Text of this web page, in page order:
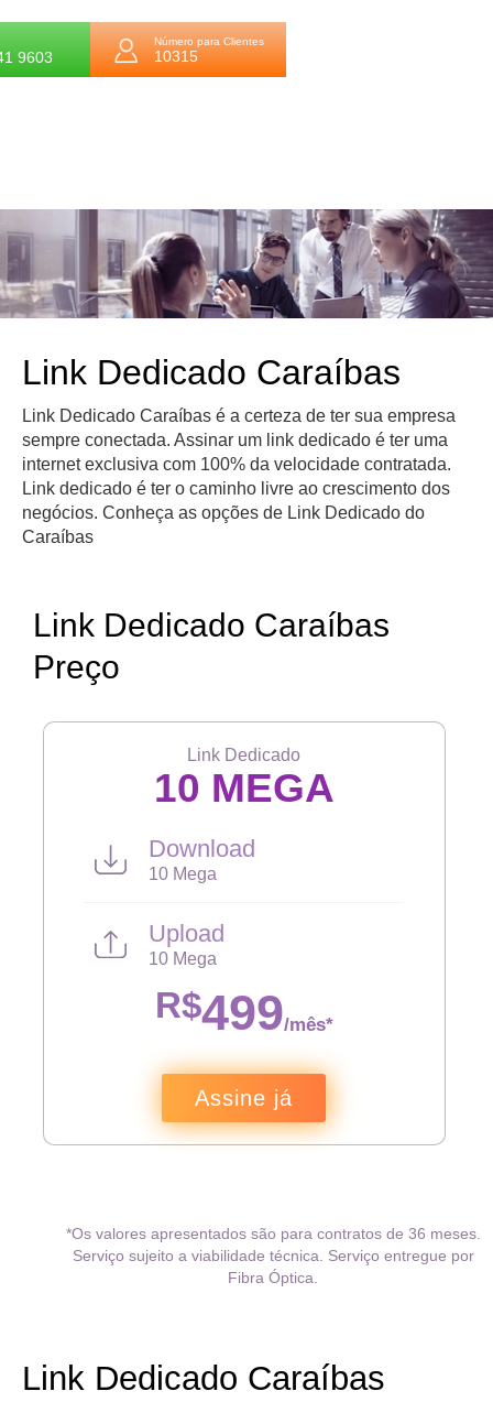
9603
Número para Clientes
10315
Link Dedicado Caraíbas
Link Dedicado Caraíbas é a certeza de ter sua empresa
sempre conectada. Assinar um link dedicado é ter uma
internet exclusiva com 100% da velocidade contratada.
Link dedicado é ter o caminho livre ao crescimento dos
negócios. Conheça as opções de Link Dedicado do
Caraíbas
Link Dedicado Caraíbas
Preço
Link Dedicado
10 MEGA
Download
10 Mega
Upload
10 Mega
R$499/mês*
Assine já
*Os valores apresentados são para contratos de 36 meses.
Serviço sujeito a viabilidade técnica. Serviço entregue por
Fibra Óptica.
Link Dedicado Caraíbas